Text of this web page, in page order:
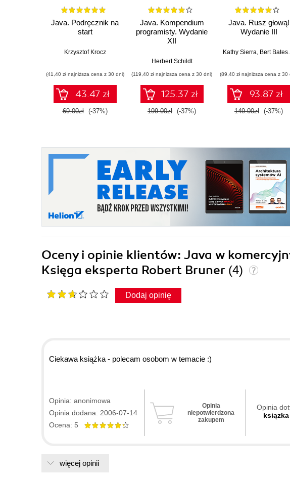
Java. Podręcznik na
start
Krzysztof Krocz
(41,40 zł najniższa cena z 30 dni)
43.47 zł
69.00zł (-37%)
Java. Kompendium
programisty. Wydanie
XII
Herbert Schildt
(119,40 zł najniższa cena z 30 dni)
125.37 zł
199.00zł (-37%)
Java. Rusz głową!
Wydanie III
Kathy Sierra, Bert Bates
(89,40 zł najniższa cena z 30
93.87 zł
149.00zł (-37%)
Oceny i opinie klientów: Java w
Księga eksperta Robert Bruner (4)
Dodaj opinię
Ciekawa książka - polecam osobom w temacie :)
Opinia: anonimowa
Opinia dodana: 2006-07-14
Ocena: 5
Opinia
niepotwierdzona
zakupem
Opinia
więcej opinii